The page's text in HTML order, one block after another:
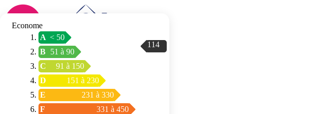
Connexion / Inscription
Trouver mon
espace conseil
Econome
A < 50
B 51 à 90
C
91 à 150
D
151 à 230
E
231 à 330
F
331 à 450
114